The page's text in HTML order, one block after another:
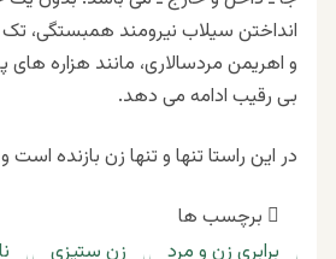
انداختن سیلاب نیرومند همبستگی،
و اهریمن مردسالاری، مانند هزاره های
بی رقیب ادامه می دهد.
در این راستا تنها و تنها زن بازنده
برچسب ها
برابری زن و مرد
زن ستیزی